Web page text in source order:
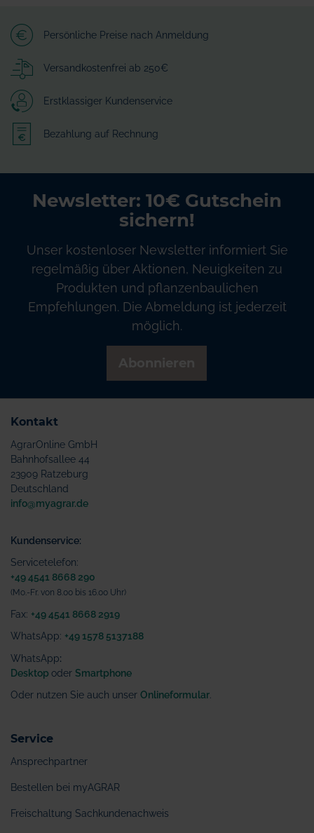
Persönliche Preise nach Anmeldung
Versandkostenfrei ab 250€
Erstklassiger Kundenservice
Bezahlung auf Rechnung
Newsletter: 10€ Gutschein
sichern!
Unser kostenloser Newsletter informiert Sie
regelmäßig über Aktionen, Neuigkeiten zu
Produkten und pflanzenbaulichen
Empfehlungen. Die Abmeldung ist jederzeit
möglich.
Kontakt
AgrarOnline GmbH
Bahnhofsallee 44
23909 Ratzeburg
Deutschland
info@myagrar.de
Kundenservice:
Servicetelefon:
+49 4541 8668 290
(Mo.-Fr. von 8.00 bis 16.00 Uhr)
Fax: +49 4541 8668 2919
WhatsApp: +49 1578 5137188
WhatsApp:
Desktop oder Smartphone
Oder nutzen Sie auch unser Onlineformular
Service
Ansprechpartner
Bestellen bei myAGRAR
Freischaltung Sachkundenachweis